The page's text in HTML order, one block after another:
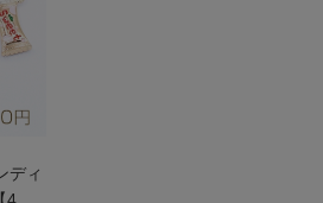
ディ